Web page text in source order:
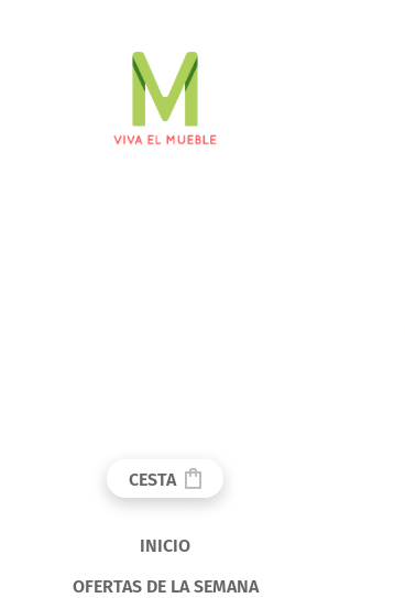
CESTA
INICIO
OFERTAS DE LA SEMANA